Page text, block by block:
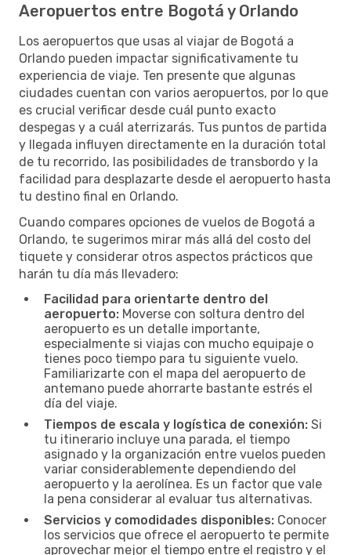
Aeropuertos entre Bogotá y Orlando
Los aeropuertos que usas al viajar de Bogotá a
Orlando pueden impactar significativamente tu
experiencia de viaje. Ten presente que algunas
ciudades cuentan con varios aeropuertos, por lo que
es crucial verificar desde cuál punto exacto
despegas y a cuál aterrizarás. Tus puntos de partida
y llegada influyen directamente en la duración total
de tu recorrido, las posibilidades de transbordo y la
facilidad para desplazarte desde el aeropuerto hasta
tu destino final en Orlando.
Cuando compares opciones de vuelos de Bogotá a
Orlando, te sugerimos mirar más allá del costo del
tiquete y considerar otros aspectos prácticos que
harán tu día más llevadero:
Facilidad para orientarte dentro del
aeropuerto: Moverse con soltura dentro del
aeropuerto es un detalle importante,
especialmente si viajas con mucho equipaje o
tienes poco tiempo para tu siguiente vuelo.
Familiarizarte con el mapa del aeropuerto de
antemano puede ahorrarte bastante estrés el
día del viaje.
Tiempos de escala y logística de conexión: Si
tu itinerario incluye una parada, el tiempo
asignado y la organización entre vuelos pueden
variar considerablemente dependiendo del
aeropuerto y la aerolínea. Es un factor que vale
la pena considerar al evaluar tus alternativas.
Servicios y comodidades disponibles: Conocer
los servicios que ofrece el aeropuerto te permite
aprovechar mejor el tiempo entre el registro y el